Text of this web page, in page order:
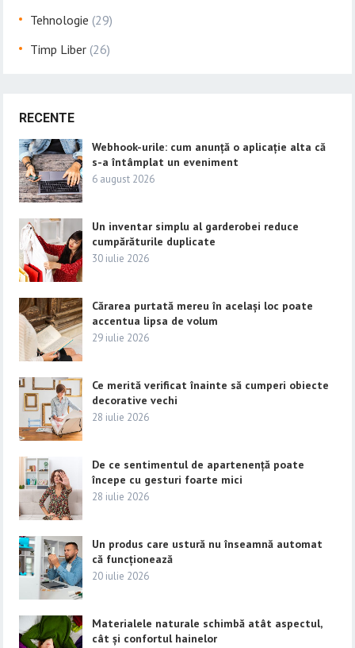
Tehnologie (29)
Timp Liber (26)
RECENTE
Webhook-urile: cum anunță o aplicație alta că
s-a întâmplat un eveniment
6 august 2026
Un inventar simplu al garderobei reduce
cumpărăturile duplicate
30 iulie 2026
Cărarea purtată mereu în același loc poate
accentua lipsa de volum
29 iulie 2026
Ce merită verificat înainte să cumperi obiecte
decorative vechi
28 iulie 2026
De ce sentimentul de apartenență poate
începe cu gesturi foarte mici
28 iulie 2026
Un produs care ustură nu înseamnă automat
că funcționează
20 iulie 2026
Materialele naturale schimbă atât aspectul,
cât și confortul hainelor